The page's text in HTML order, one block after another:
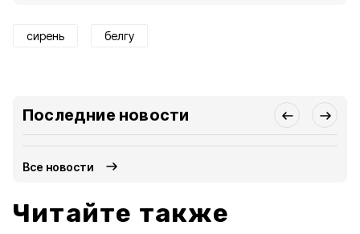
сирень белгу
Последние новости
Все новости
Читайте также